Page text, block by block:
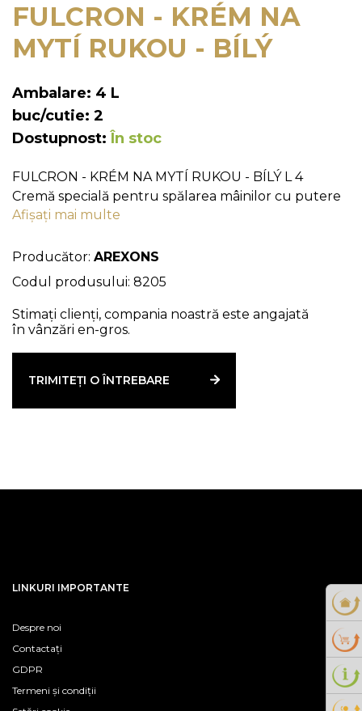
FULCRON - KRÉM NA
MYTÍ RUKOU - BÍLÝ
Ambalare: 4 L
buc/cutie: 2
Dostupnost: În stoc
Afișați mai multe
FULCRON - KRÉM NA MYTÍ RUKOU - BÍLÝ L 4
Cremă specială pentru spălarea mâinilor cu putere
mare de degresare. Acționează rapid și delicat
plăcut și un efect puternic de hidratare.
Producător: AREXONS
Codul produsului: 8205
Stimați clienți, compania noastră este angajată
în vânzări en-gros.
TRIMITEȚI O ÎNTREBARE
LINKURI IMPORTANTE
Despre noi
Contactați
GDPR
Termeni și condiții